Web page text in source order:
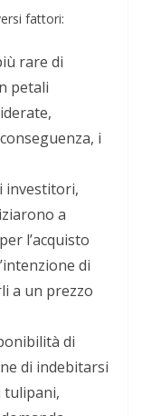
fattori:
rare di
petali
i
investitori,
a
l’acquisto
di
a un prezzo
di
di indebitarsi
tulipani,